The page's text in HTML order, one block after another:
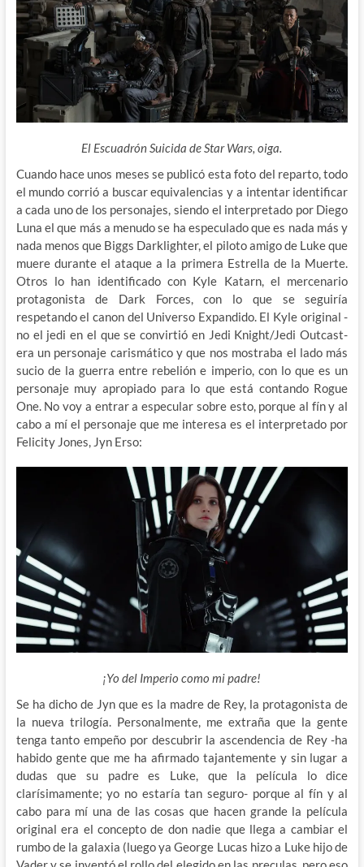
El Escuadrón Suicida de Star Wars, oiga.
Cuando hace unos meses se publicó esta foto del reparto, todo
el mundo corrió a buscar equivalencias y a intentar identificar
a cada uno de los personajes, siendo el interpretado por Diego
Luna el que más a menudo se ha especulado que es nada más y
nada menos que Biggs Darklighter, el piloto amigo de Luke que
muere durante el ataque a la primera Estrella de la Muerte.
Otros lo han identificado con Kyle Katarn, el mercenario
protagonista de Dark Forces, con lo que se seguiría
respetando el canon del Universo Expandido. El Kyle original -
no el jedi en el que se convirtió en Jedi Knight/Jedi Outcast-
era un personaje carismático y que nos mostraba el lado más
sucio de la guerra entre rebelión e imperio, con lo que es un
personaje muy apropiado para lo que está contando Rogue
One. No voy a entrar a especular sobre esto, porque al fín y al
cabo a mí el personaje que me interesa es el interpretado por
Felicity Jones, Jyn Erso:
¡Yo del Imperio como mi padre!
Se ha dicho de Jyn que es la madre de Rey, la protagonista de
la nueva trilogía. Personalmente, me extraña que la gente
tenga tanto empeño por descubrir la ascendencia de Rey -ha
habido gente que me ha afirmado tajantemente y sin lugar a
dudas que su padre es Luke, que la película lo dice
clarísimamente; yo no estaría tan seguro- porque al fín y al
cabo para mí una de las cosas que hacen grande la película
original era el concepto de don nadie que llega a cambiar el
rumbo de la galaxia (luego ya George Lucas hizo a Luke hijo de